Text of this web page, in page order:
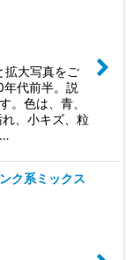
拡大写真をご
代前半。説
。色は、青、
、小キズ、粒
ク系ミックス